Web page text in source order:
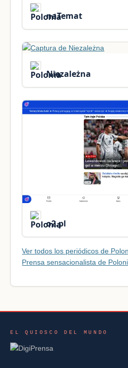
naTemat
Niezależna
o2.pl
Ver todos los periódicos de
Prensa sensacionalista de
EL QUIOSCO DEL MUNDO